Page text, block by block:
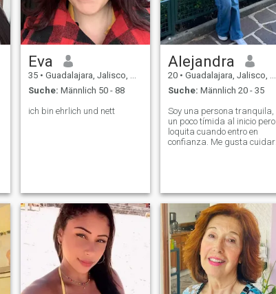
Eva
35 • Guadalajara, Jalisco, Mexiko
Suche: Männlich 50 - 88
ich bin ehrlich und nett
Alejandra
20 • Guadalajara, Jalisco, Mexiko
Suche: Männlich 20 - 35
Soy una persona tranquila,
un poco tímida al inicio pero
loquita cuando entro en
confianza. Me gusta cuidar
también